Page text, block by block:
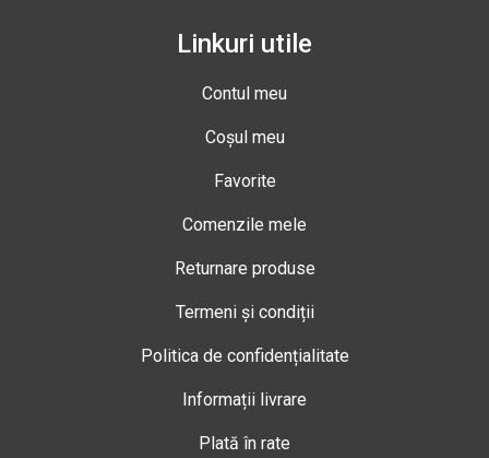
Linkuri utile
Contul meu
Coșul meu
Favorite
Comenzile mele
Returnare produse
Termeni și condiții
Politica de confidențialitate
Informații livrare
Plată în rate